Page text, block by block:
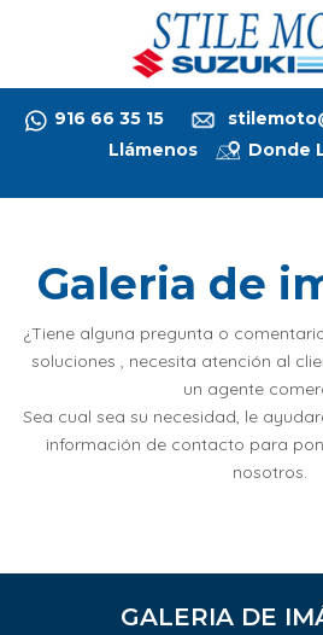
Mobile Menu Toggle
916 66 35 15
Llámenos
Donde
Galeria de
¿Tiene alguna pregunta o
soluciones , necesita atención al
un agente
Sea cual sea su necesidad, le
información de contacto para
nosotros.
GALERIA DE